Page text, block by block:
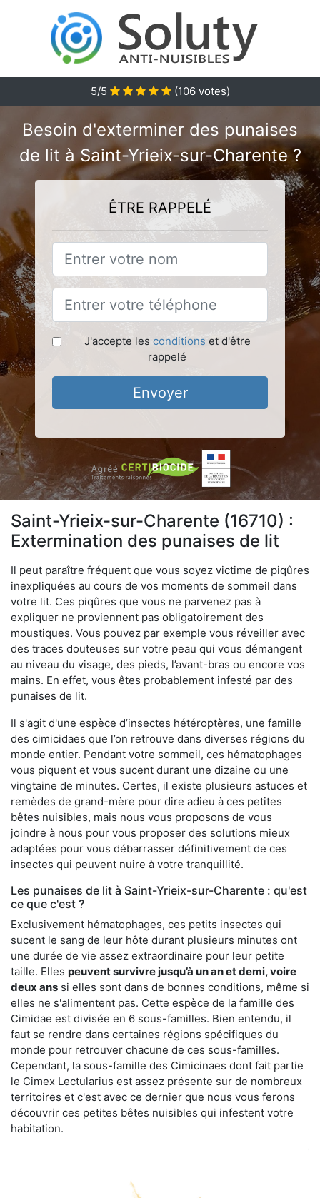
5/5 (106votes)
Besoin d'exterminer des punaises
de lit à Saint-Yrieix-sur-Charente ?
ÊTRE RAPPELÉ
J'accepte les conditions et d'être
rappelé
Envoyer
Saint-Yrieix-sur-Charente (16710) :
Extermination des punaises de lit
Il peut paraître fréquent que vous soyez victime de piqûres
inexpliquées au cours de vos moments de sommeil dans
votre lit. Ces piqûres que vous ne parvenez pas à
expliquer ne proviennent pas obligatoirement des
moustiques. Vous pouvez par exemple vous réveiller avec
des traces douteuses sur votre peau qui vous démangent
au niveau du visage, des pieds, l’avant-bras ou encore vos
mains. En effet, vous êtes probablement infesté par des
punaises de lit.
Il s'agit d'une espèce d’insectes hétéroptères, une famille
des cimicidaes que l’on retrouve dans diverses régions du
monde entier. Pendant votre sommeil, ces hématophages
vous piquent et vous sucent durant une dizaine ou une
vingtaine de minutes. Certes, il existe plusieurs astuces et
remèdes de grand-mère pour dire adieu à ces petites
bêtes nuisibles, mais nous vous proposons de vous
joindre à nous pour vous proposer des solutions mieux
adaptées pour vous débarrasser définitivement de ces
insectes qui peuvent nuire à votre tranquillité.
Les punaises de lit à Saint-Yrieix-sur-Charente : qu'est
ce que c'est ?
Exclusivement hématophages, ces petits insectes qui
sucent le sang de leur hôte durant plusieurs minutes ont
une durée de vie assez extraordinaire pour leur petite
taille. Elles peuvent survivre jusqu’à un an et demi, voire
deux ans si elles sont dans de bonnes conditions, même si
elles ne s'alimentent pas. Cette espèce de la famille des
Cimidae est divisée en 6 sous-familles. Bien entendu, il
faut se rendre dans certaines régions spécifiques du
monde pour retrouver chacune de ces sous-familles.
Cependant, la sous-famille des Cimicinaes dont fait partie
le Cimex Lectularius est assez présente sur de nombreux
territoires et c'est avec ce dernier que nous vous ferons
découvrir ces petites bêtes nuisibles qui infestent votre
habitation.